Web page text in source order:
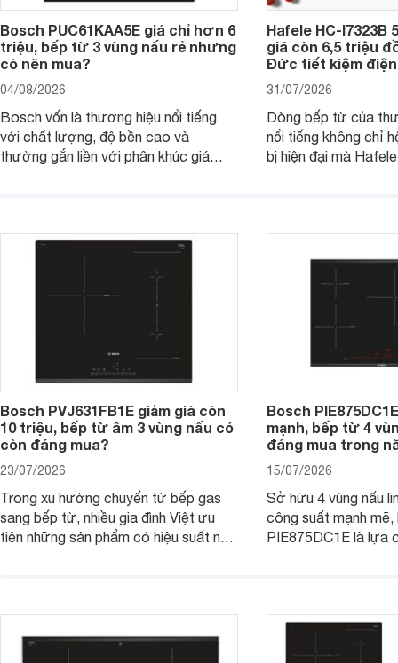
Bosch PUC61KAA5E giá chỉ hơn 6
triệu, bếp từ 3 vùng nấu rẻ nhưng
có nên mua?
04/08/2026
Bosch vốn là thương hiệu nổi tiếng
với chất lượng, độ bền cao và
thường gắn liền với phân khúc giá
đơn vị phân phối với mức giá khá dễ
tiếp cận, thu hút sự quan tâm của
Hafele HC-I7323B
giá còn 6,5 triệu
Đức tiết kiệm
31/07/2026
Dòng bếp từ của
nổi tiếng không chỉ
bị hiện đại mà
gia đình.
Bosch PVJ631FB1E giảm giá còn
10 triệu, bếp từ âm 3 vùng nấu có
còn đáng mua?
23/07/2026
Trong xu hướng chuyển từ bếp gas
sang bếp từ, nhiều gia đình Việt ưu
tiên những sản phẩm có hiệu suất nấu
mẫu bếp đáp ứng tốt các tiêu chí này.
Bosch
mạnh, bếp từ 4
đáng mua trong
15/07/2026
Sở hữu 4 vùng nấu
công suất mạnh
PIE875DC1E là lựa